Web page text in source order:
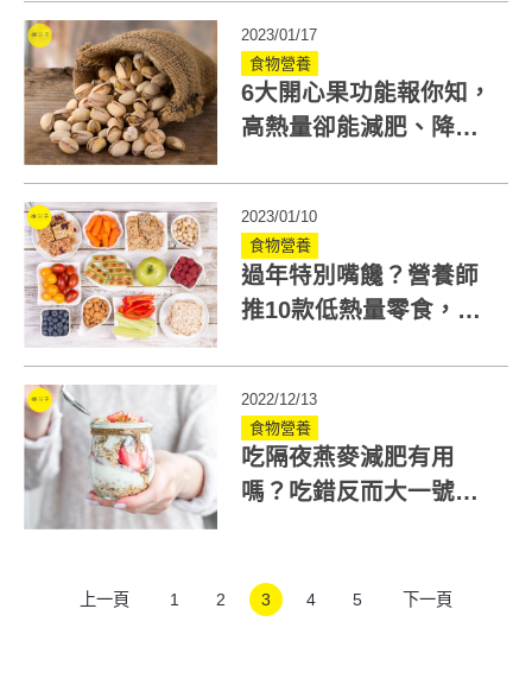
2023/01/17
食物營養
6大開心果功能報你知，
高熱量卻能減肥、降心
2023/01/10
食物營養
過年特別嘴饞？營養師
推10款低熱量零食，搭
2022/12/13
食物營養
吃隔夜燕麥減肥有用
嗎？吃錯反而大一號！
上一頁 1 2 3 4 5 下一頁